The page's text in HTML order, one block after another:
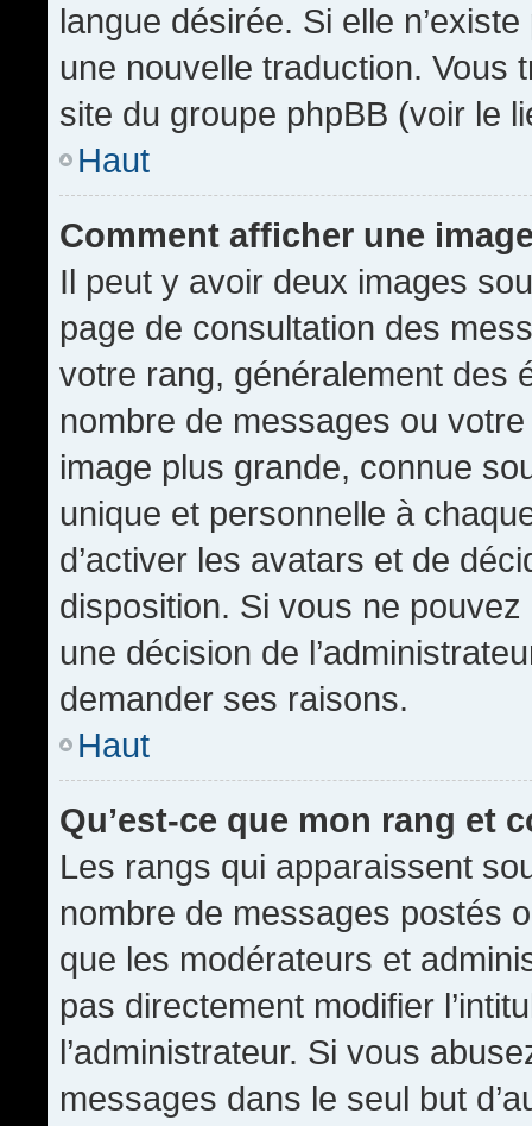
langue désirée. Si elle
une nouvelle traduction. Vous
site du groupe phpBB (voir le
Haut
Comment afficher une
Il peut y avoir deux images
page de consultation des
votre rang, généralement des
nombre de messages ou
image plus grande, connue
unique et personnelle à
d’activer les avatars et de
disposition. Si vous ne pouvez
une décision de
demander ses raisons.
Haut
Qu’est-ce que mon rang et
Les rangs qui apparaissent
nombre de messages postés
que les modérateurs et
pas directement modifier
l’administrateur. Si vous
messages dans le seul but